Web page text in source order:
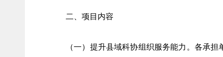
二、项目内容
（一）提升县域科协组织服务能力。各承